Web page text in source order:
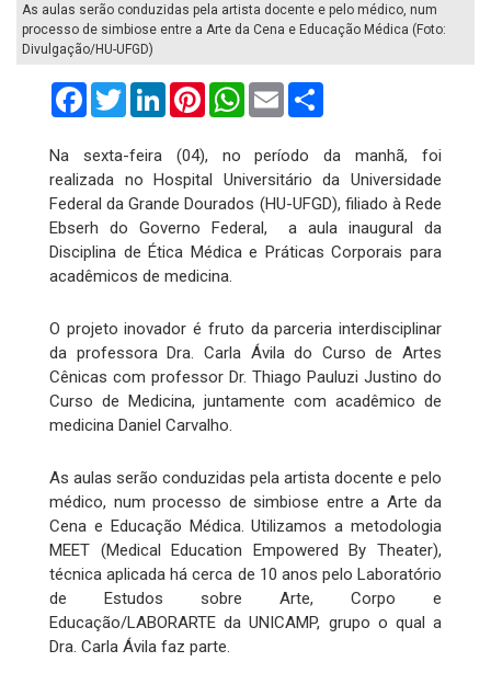
As aulas serão conduzidas pela artista docente e pelo médico, num
processo de simbiose entre a Arte da Cena e Educação Médica (Foto:
Divulgação/HU-UFGD)
FacebookTwitterLinkedInPinterestWhatsApp
Email
Na sexta-feira (04), no período da manhã, foi
realizada no Hospital Universitário da Universidade
Federal da Grande Dourados (HU-UFGD), filiado à Rede
Ebserh do Governo Federal, a aula inaugural da
Disciplina de Ética Médica e Práticas Corporais para
acadêmicos de medicina.
O projeto inovador é fruto da parceria interdisciplinar
da professora Dra. Carla Ávila do Curso de Artes
Cênicas com professor Dr. Thiago Pauluzi Justino do
Curso de Medicina, juntamente com acadêmico de
medicina Daniel Carvalho.
As aulas serão conduzidas pela artista docente e pelo
médico, num processo de simbiose entre a Arte da
Cena e Educação Médica. Utilizamos a metodologia
MEET (Medical Education Empowered By Theater),
técnica aplicada há cerca de 10 anos pelo Laboratório
de Estudos sobre Arte, Corpo e
Educação/LABORARTE da UNICAMP, grupo o qual a
Dra. Carla Ávila faz parte.